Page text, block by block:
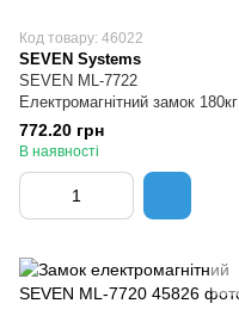
Код товару: 46022
SEVEN Systems
SEVEN ML-7722
Електромагнітний замок 180кг
772.20 грн
В наявності